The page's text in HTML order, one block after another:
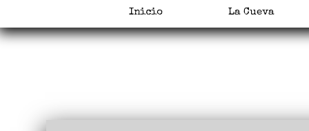
Inicio La Cueva